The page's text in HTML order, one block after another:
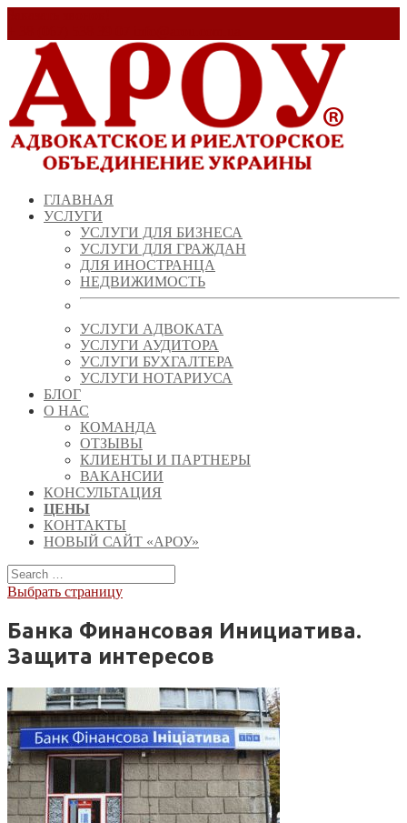
ГЛАВНАЯ
УСЛУГИ
УСЛУГИ ДЛЯ БИЗНЕСА
УСЛУГИ ДЛЯ ГРАЖДАН
ДЛЯ ИНОСТРАНЦА
НЕДВИЖИМОСТЬ
УСЛУГИ АДВОКАТА
УСЛУГИ АУДИТОРА
УСЛУГИ БУХГАЛТЕРА
УСЛУГИ НОТАРИУСА
БЛОГ
О НАС
КОМАНДА
ОТЗЫВЫ
КЛИЕНТЫ И ПАРТНЕРЫ
ВАКАНСИИ
КОНСУЛЬТАЦИЯ
ЦЕНЫ
КОНТАКТЫ
НОВЫЙ САЙТ «АРОУ»
Выбрать страницу
Банка Финансовая Инициатива.
Защита интересов